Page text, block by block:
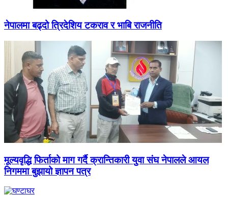
नेपालमा बढ्दो त्रिदेशिय टकराव र भाबि राजनीति
मूल्यवृद्धि फिर्ताको माग गर्दै क्रान्तिकारी युवा संघ नेपालले आयल
निगममा बुझायो ज्ञापन पत्र